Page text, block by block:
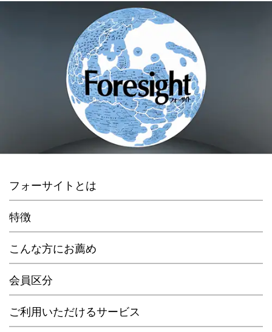
フォーサイトとは
特徴
こんな方にお薦め
会員区分
ご利用いただけるサービス